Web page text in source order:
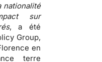
nationalité
sur
, a été
Group,
en
terre